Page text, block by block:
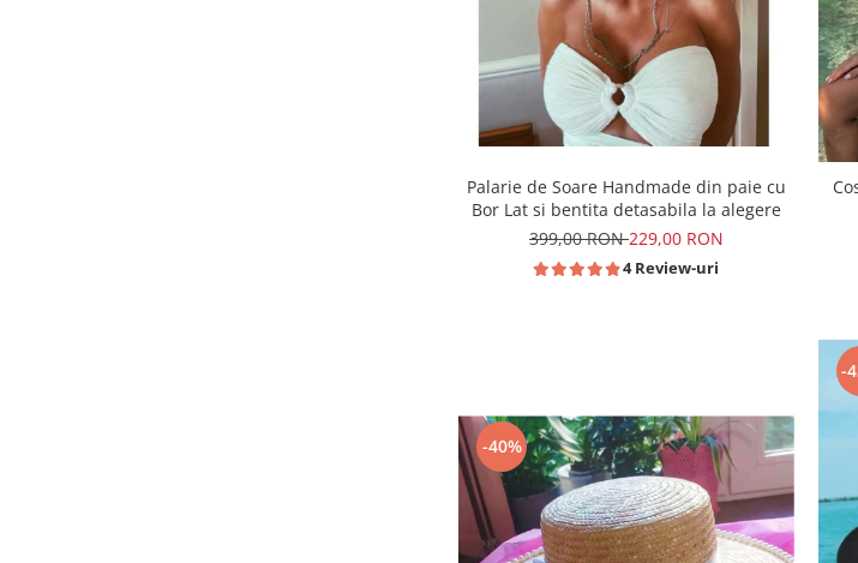
Palarie de Soare Handmade din paie cu
Bor Lat si bentita detasabila la alegere
399,00 RON229,00 RON
4 Review-uri
-40%
-